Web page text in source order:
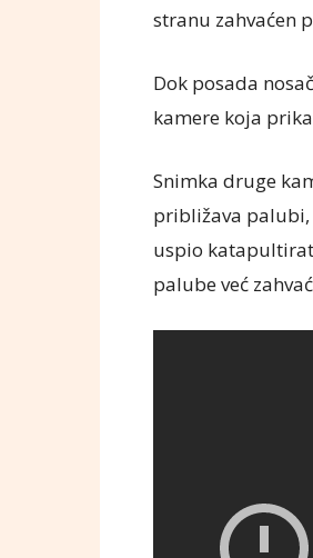
stranu zahvaćen
Dok posada
kamere koja
Snimka druge
približava palubi,
uspio
palube već